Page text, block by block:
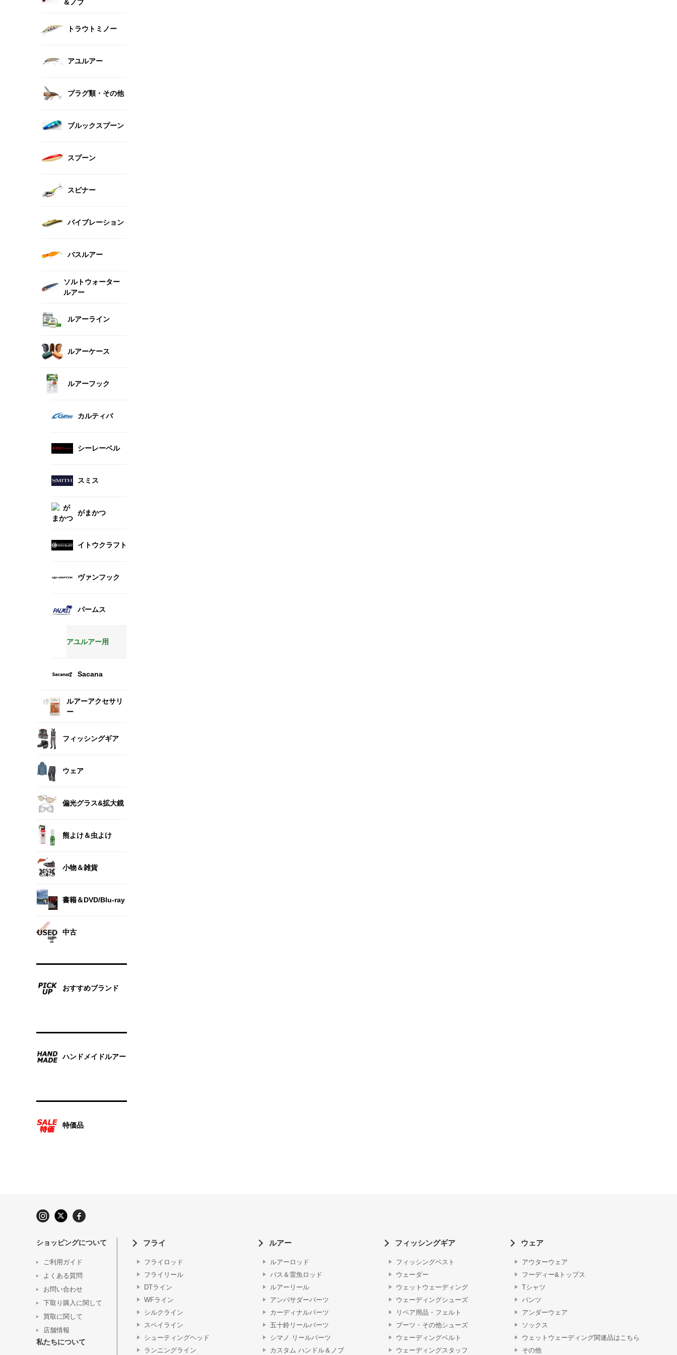
＆ノブ
トラウトミノー
アユルアー
プラグ類・その他
ブルックスプーン
スプーン
スピナー
バイブレーション
バスルアー
ソルトウォーター
ルアー
ルアーライン
ルアーケース
ルアーフック
カルティバ
シーレーベル
スミス
がまかつ
イトウクラフト
ヴァンフック
パームス
アユルアー用
Sacana
ルアーアクセサリ
ー
フィッシングギア
ウェア
偏光グラス&拡大鏡
熊よけ＆虫よけ
小物＆雑貨
書籍＆DVD/Blu-ray
中古
おすすめブランド
ハンドメイドルアー
特価品
ショッピングについて
ご利用ガイド
よくある質問
お問い合わせ
下取り購入に関して
買取に関して
店舗情報
私たちについて
フライ
フライロッド
フライリール
DTライン
WFライン
シルクライン
スペイライン
シューティングヘッド
ランニングライン
ルアー
ルアーロッド
バス＆雷魚ロッド
ルアーリール
アンバサダーパーツ
カーディナルパーツ
五十鈴リールパーツ
シマノ リールパーツ
カスタム ハンドル＆ノブ
フィッシングギア
フィッシングベスト
ウェーダー
ウェットウェーディング
ウェーディングシューズ
リペア用品・フェルト
ブーツ・その他シューズ
ウェーディングベルト
ウェーディングスタッフ
ウェア
アウターウェア
フーディー&トップス
Tシャツ
パンツ
アンダーウェア
ソックス
ウェットウェーディング関連品はこちら
その他